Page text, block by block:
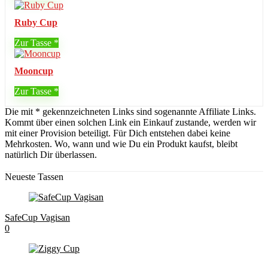
Ruby Cup
Zur Tasse
Mooncup
Zur Tasse
Die mit * gekennzeichneten Links sind sogenannte Affiliate Links.
Kommt über einen solchen Link ein Einkauf zustande, werden wir
mit einer Provision beteiligt. Für Dich entstehen dabei keine
Mehrkosten. Wo, wann und wie Du ein Produkt kaufst, bleibt
natürlich Dir überlassen.
Neueste Tassen
SafeCup Vagisan
0